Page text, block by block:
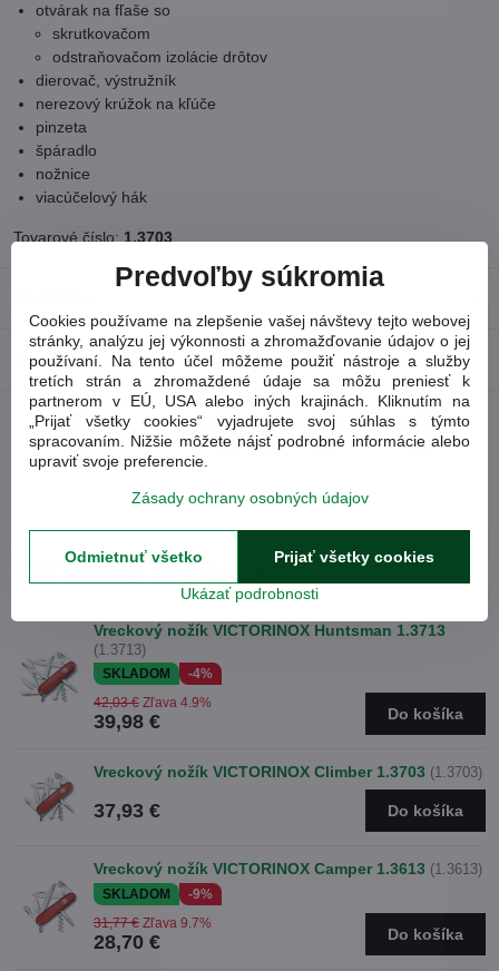
otvárak na fľaše so
skrutkovačom
odstraňovačom izolácie drôtov
dierovač, výstružník
nerezový krúžok na kľúče
pinzeta
špáradlo
nožnice
viacúčelový hák
Tovarové číslo: 1.3703
Diskusia
FacebookTwitter BlueskyPinterestRedditLinkedInWhatsApp
E-
Predchádzajúci
Nasledujúci produkt
Obľúbené produkty
Vreckový nožík VICTORINOX Huntsman 1.3713
(1.3713)
SKLADOM -4%
39,98 €
42,03 € Zľava 4.9%
Do košíka
Vreckový nožík VICTORINOX Climber 1.3703 (1.3703)
37,93 € Do košíka
Vreckový nožík VICTORINOX Camper 1.3613 (1.3613)
SKLADOM -9%
28,70 €
31,77 € Zľava 9.7%
Do košíka
Predvoľby súkromia
Cookies používame na zlepšenie vašej návštevy tejto webovej
stránky, analýzu jej výkonnosti a zhromažďovanie údajov o jej
používaní. Na tento účel môžeme použiť nástroje a služby
tretích strán a zhromaždené údaje sa môžu preniesť k
partnerom v EÚ, USA alebo iných krajinách. Kliknutím na
„Prijať všetky cookies“ vyjadrujete svoj súhlas s týmto
spracovaním. Nižšie môžete nájsť podrobné informácie alebo
upraviť svoje preferencie.
Zásady ochrany osobných údajov
Ukázať podrobnosti
Prijať všetky cookies
Odmietnuť všetko